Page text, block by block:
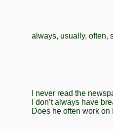
always, usually, often,
I never read the
I don’t always have
Does he often work on